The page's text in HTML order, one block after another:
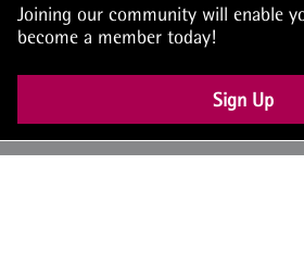
Joining our community will enable
become a member today!
Sign Up